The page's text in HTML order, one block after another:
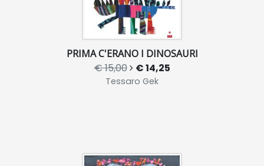
PRIMA C'ERANO I DINOSAURI
€ 15,00 € 14,25
Tessaro Gek